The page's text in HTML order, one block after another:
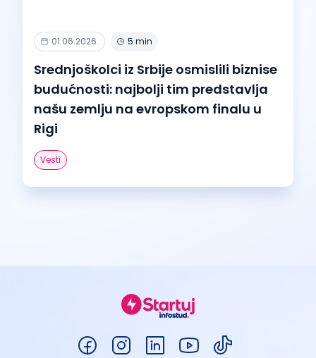
01.06.2026. 5 min
Srednjoškolci iz Srbije osmislili biznise
budućnosti: najbolji tim predstavlja
našu zemlju na evropskom finalu u
Rigi
Vesti